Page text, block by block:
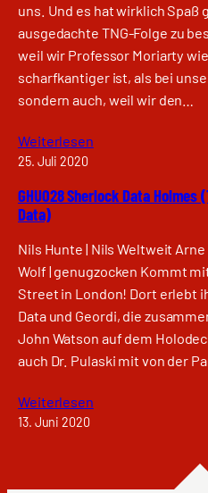
uns. Und es hat wirklich Spaß
ausgedachte TNG-Folge zu
weil wir Professor Moriarty
scharfkantiger ist, als bei
sondern auch, weil wir den…
Weiterlesen
25. Juli 2020
GHU028 Sherlock Data Holmes
Data)
Nils Hunte | Nils Weltweit
Wolf | genugzocken Kommt
Street in London! Dort erlebt
Data und Geordi, die
John Watson auf dem
auch Dr. Pulaski mit von der
Weiterlesen
13. Juni 2020